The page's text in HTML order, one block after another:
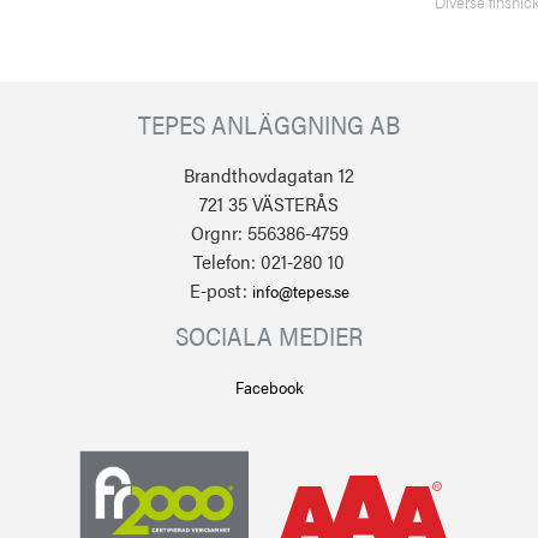
TEPES ANLÄGGNING AB
Brandthovdagatan 12
721 35 VÄSTERÅS
Orgnr: 556386-4759
Telefon: 021-280 10
E-post: info@tepes.se
SOCIALA MEDIER
Facebook